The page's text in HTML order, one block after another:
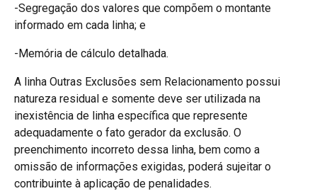
-Segregação dos valores que compõem o montante
informado em cada linha; e
-Memória de cálculo detalhada.
A linha Outras Exclusões sem Relacionamento possui
natureza residual e somente deve ser utilizada na
inexistência de linha específica que represente
adequadamente o fato gerador da exclusão. O
preenchimento incorreto dessa linha, bem como a
omissão de informações exigidas, poderá sujeitar o
contribuinte à aplicação de penalidades.